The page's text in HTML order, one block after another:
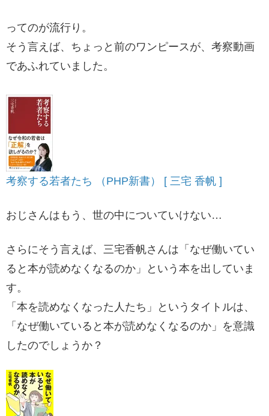
ってのが流行り。
そう言えば、ちょっと前のワンピースが、考察動画
であふれていました。
考察する若者たち （PHP新書） [ 三宅 香帆 ]
おじさんはもう、世の中についていけない…
さらにそう言えば、三宅香帆さんは「なぜ働いてい
ると本が読めなくなるのか」という本を出していま
す。
「本を読めなくなった人たち」というタイトルは、
「なぜ働いていると本が読めなくなるのか」を意識
したのでしょうか？